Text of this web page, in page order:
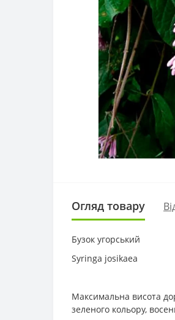
Огляд товару
Бузок угорський
Syringa josikaea
Максимальна висота
зеленого кольору,